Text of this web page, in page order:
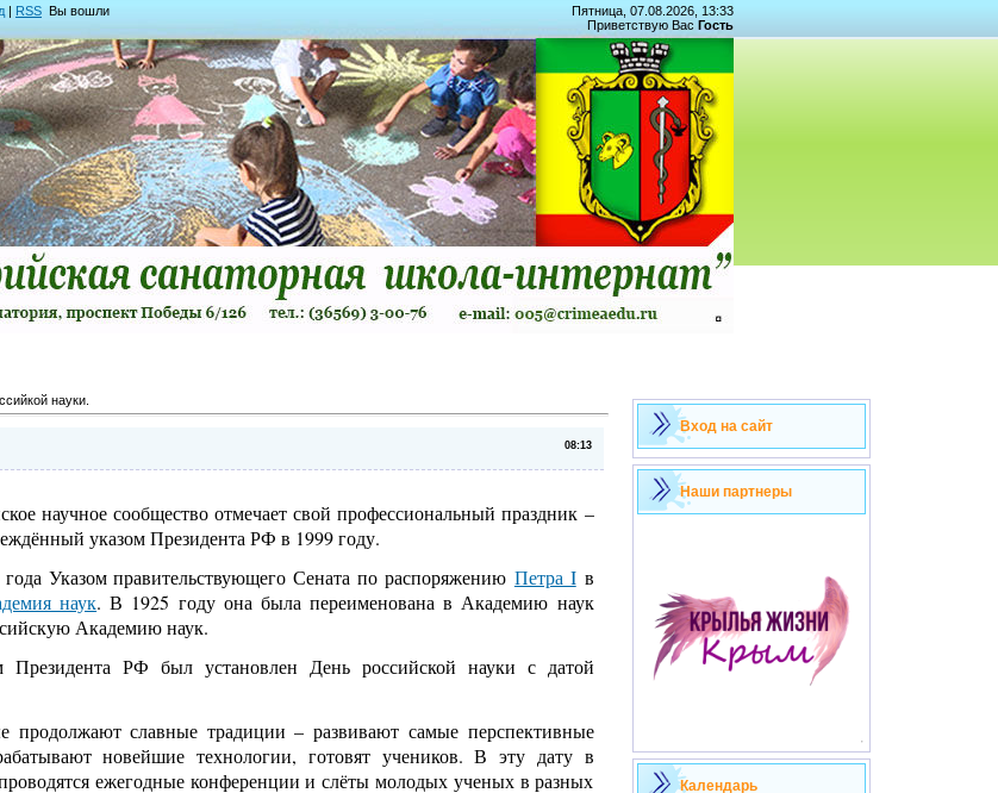
| RSS Вы вошли
Пятница, 07.08.2026, 13:33
Приветствую Вас Гость
науки.
08:13
научное сообщество отмечает свой профессиональный праздник –
указом Президента РФ в 1999 году.
года Указом правительствующего Сената по распоряжению Петра Iв
наук. В 1925 году она была переименована в Академию наук
Академию наук.
РФ был установлен День российской науки с датой
продолжают славные традиции – развивают самые перспективные
новейшие технологии, готовят учеников. В эту дату в
ежегодные конференции и слёты молодых ученых в разных
Вход на сайт
Наши партнеры
Календарь